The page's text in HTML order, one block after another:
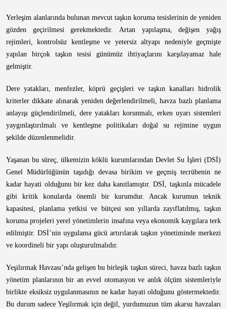
Yerleşim alanlarında bulunan mevcut taşkın koruma tesislerinin de yeniden
gözden geçirilmesi gerekmektedir. Artan yapılaşma, değişen yağış
rejimleri, kontrolsüz kentleşme ve yetersiz altyapı nedeniyle geçmişte
yapılan birçok taşkın tesisi günümüz ihtiyaçlarını karşılayamaz hale
gelmiştir.
Dere yatakları, menfezler, köprü geçişleri ve taşkın kanalları hidrolik
kriterler dikkate alınarak yeniden değerlendirilmeli, havza bazlı planlama
anlayışı güçlendirilmeli, dere yatakları korunmalı, erken uyarı sistemleri
yaygınlaştırılmalı ve kentleşme politikaları doğal su rejimine uygun
şekilde düzenlenmelidir.
Yaşanan bu süreç, ülkemizin köklü kurumlarından Devlet Su İşleri (DSİ)
Genel Müdürlüğünün taşıdığı devasa birikim ve geçmiş tecrübenin ne
kadar hayati olduğunu bir kez daha kanıtlamıştır. DSİ, taşkınla mücadele
gibi kritik konularda önemli bir kurumdur. Ancak kurumun teknik
kapasitesi, planlama yetkisi ve bütçesi son yıllarda zayıflatılmış, taşkın
koruma projeleri yerel yönetimlerin insafına veya ekonomik kaygılara terk
edilmiştir. DSİ’nin uygulama gücü artırılarak taşkın yönetiminde merkezi
ve koordineli bir yapı oluşturulmalıdır.
Yeşilırmak Havzası’nda gelişen bu birleşik taşkın süreci, havza bazlı taşkın
yönetim planlarının bir an evvel otomasyon ve anlık ölçüm sistemleriyle
birlikte eksiksiz uygulanmasının ne kadar hayati olduğunu göstermektedir.
Bu durum sadece Yeşilırmak için değil, yurdumuzun tüm akarsu havzaları